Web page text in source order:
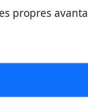
propres